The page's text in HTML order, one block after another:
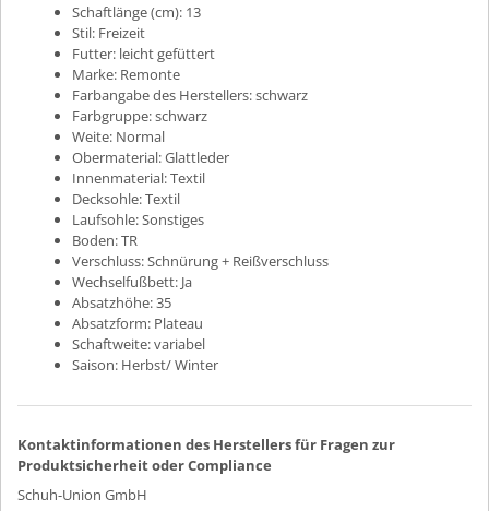
Schaftlänge (cm): 13
Stil: Freizeit
Futter: leicht gefüttert
Marke: Remonte
Farbangabe des Herstellers:schwarz
Farbgruppe:schwarz
Weite: Normal
Obermaterial:Glattleder
Innenmaterial:Textil
Decksohle:Textil
Laufsohle:Sonstiges
Boden:TR
Verschluss:Schnürung + Reißverschluss
Wechselfußbett: Ja
Absatzhöhe:35
Absatzform: Plateau
Schaftweite:variabel
Saison: Herbst/ Winter
Kontaktinformationen des Herstellers für Fragen zur
Produktsicherheit oder Compliance
Schuh-Union GmbH